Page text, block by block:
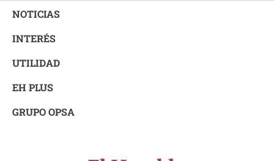
NOTICIAS
INTERÉS
UTILIDAD
EH PLUS
GRUPO OPSA